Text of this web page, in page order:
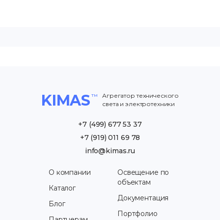
плесени, не боятся грызунов.
Стоят на 50-70% дешевле капитальных построек.
Мобильны, пригодны для разборки, транспортировки и
возведения на другом месте.
Почему стоит обратиться к нам?
Работаем по ГОСТам. Проектируем здания по ГОСТ
21.502-2007 и ЕСКД. При строительстве соблюдаем
требования ГОСТ 22853-86, ГОСТ 25957-83, ГОСТ 4,252-84
и других государственных стандартов.
Строим быстро. Возводим ангары за 2-3 недели,
KIMAS
Агрегатор технического
света и электротехники
О компании
Каталог
Блог
Освещение по
объектам
Документация
Портфолио
+7 (499) 677 53 37
+7 (919) 011 69 78
info@kimas.ru